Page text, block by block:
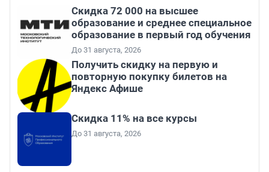
Скидка 72 000 на высшее
образование и среднее специальное
образование в первый год обучения
До 31 августа, 2026
Получить скидку на первую и
повторную покупку билетов на
Яндекс Афише
Скидка 11% на все курсы
До 31 августа, 2026